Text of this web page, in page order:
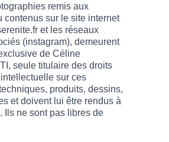
remis aux
contenus sur le site internet
et les réseaux
(instagram), demeurent
de Céline
seule titulaire des droits
sur ces
produits, dessins,
et doivent lui être rendus à
Ils ne sont pas libres de